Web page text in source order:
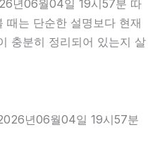
년06월04일 19시57분 따
때는 단순한 설명보다 현재
충분히 정리되어 있는지 살
년06월04일 19시57분